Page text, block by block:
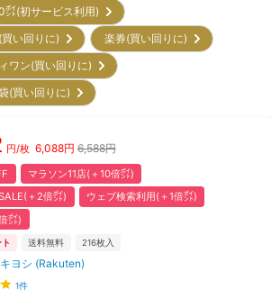
㌽(初サービス利用)
買い回りに)
楽券(買い回りに)
ワン(買い回りに)
(買い回りに)
円/枚 6,088円 6,588円
マラソン11店(＋10倍㌽)
＋2倍㌽)
ウェブ検索利用(＋1倍㌽)
㌽)
送料無料 216枚入
ヨシ (Rakuten)
1件